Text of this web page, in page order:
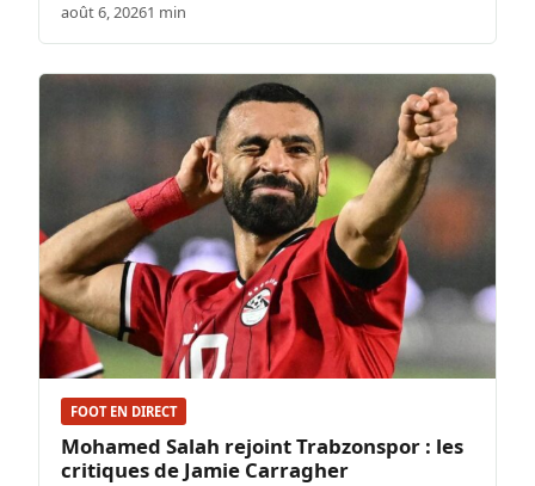
août 6, 20261 min
FOOT EN DIRECT
Mohamed Salah rejoint Trabzonspor : les
critiques de Jamie Carragher